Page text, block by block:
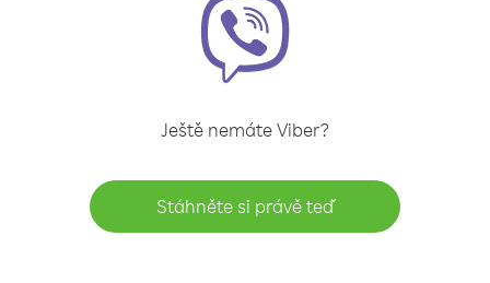
Ještě nemáte Viber?
Stáhněte si právě teď